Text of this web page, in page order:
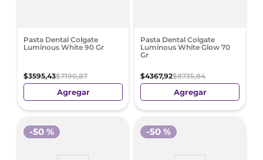
Pasta Dental Colgate
Luminous White 90 Gr
$3595,43$7190,87
Agregar
Pasta Dental Colgate
Luminous White Glow 70
Gr
$4367,92$8735,84
Agregar
-50 % -50 %